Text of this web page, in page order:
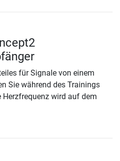
für Signale von einem
Sie während des Trainings
Herzfrequenz wird auf dem